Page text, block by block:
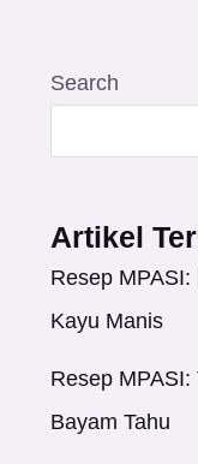
Search
Artikel
Resep
Kayu Manis
Resep MPASI:
Bayam Tahu